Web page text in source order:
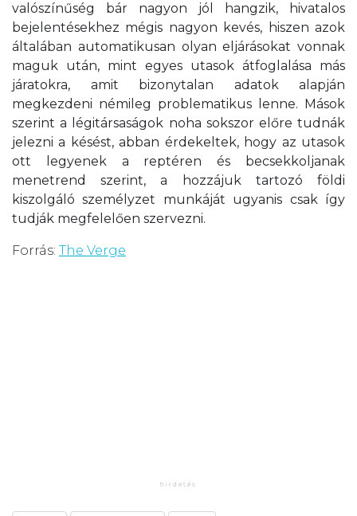
valószínűség bár nagyon jól hangzik, hivatalos
bejelentésekhez mégis nagyon kevés, hiszen azok
általában automatikusan olyan eljárásokat vonnak
maguk után, mint egyes utasok átfoglalása más
járatokra, amit bizonytalan adatok alapján
megkezdeni némileg problematikus lenne. Mások
szerint a légitársaságok noha sokszor előre tudnák
jelezni a késést, abban érdekeltek, hogy az utasok
ott legyenek a reptéren és becsekkoljanak
menetrend szerint, a hozzájuk tartozó földi
kiszolgáló személyzet munkáját ugyanis csak így
tudják megfelelően szervezni.
Forrás: The Verge